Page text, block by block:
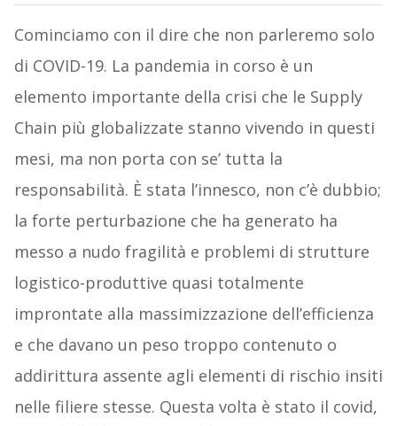
Cominciamo con il dire che non parleremo solo
di COVID-19. La pandemia in corso è un
elemento importante della crisi che le Supply
Chain più globalizzate stanno vivendo in questi
mesi, ma non porta con se’ tutta la
responsabilità. È stata l’innesco, non c’è dubbio;
la forte perturbazione che ha generato ha
messo a nudo fragilità e problemi di strutture
logistico-produttive quasi totalmente
improntate alla massimizzazione dell’efficienza
e che davano un peso troppo contenuto o
addirittura assente agli elementi di rischio insiti
nelle filiere stesse. Questa volta è stato il covid,